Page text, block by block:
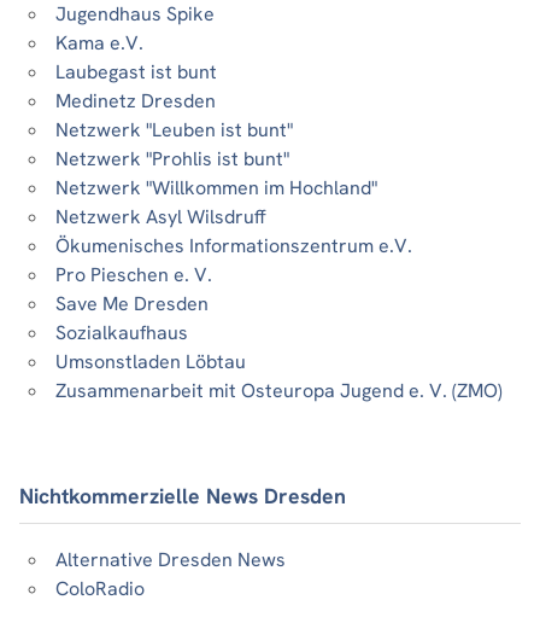
Jugendhaus Spike
Kama e.V.
Laubegast ist bunt
Medinetz Dresden
Netzwerk "Leuben ist bunt"
Netzwerk "Prohlis ist bunt"
Netzwerk "Willkommen im Hochland"
Netzwerk Asyl Wilsdruff
Ökumenisches Informationszentrum e.V.
Pro Pieschen e. V.
Save Me Dresden
Sozialkaufhaus
Umsonstladen Löbtau
Zusammenarbeit mit Osteuropa Jugend e. V. (ZMO)
Nichtkommerzielle News Dresden
Alternative Dresden News
ColoRadio